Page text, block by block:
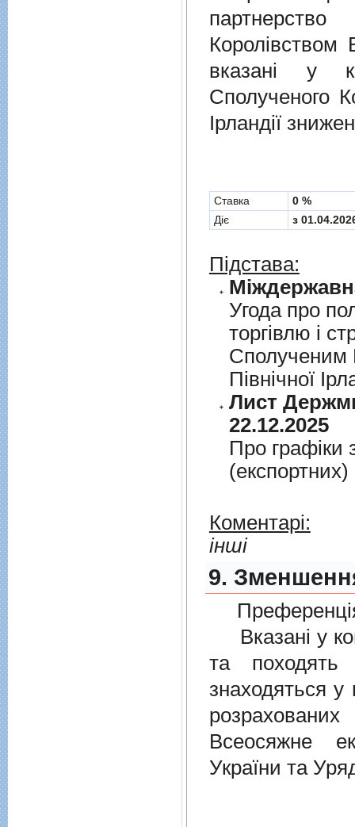
Королівством
вказані у
Сполученого
Ірландії
Cтавка
0 %
Діє
з
Підстава:
Угода про
торгiвлю i
Сполученим
Пiвнiчної
Лист
22.12.2025
Про графiки
Коментарі:
інші
9.
Вказані у
та походять
знаходяться у
Всеосяжне
України та